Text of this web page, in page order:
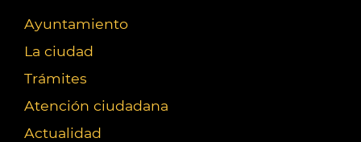
Ayuntamiento
La ciudad
Trámites
Atención ciudadana
Actualidad